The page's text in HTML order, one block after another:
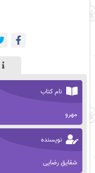
نام کتاب
مهرو
نویسنده
شقایق رضایی